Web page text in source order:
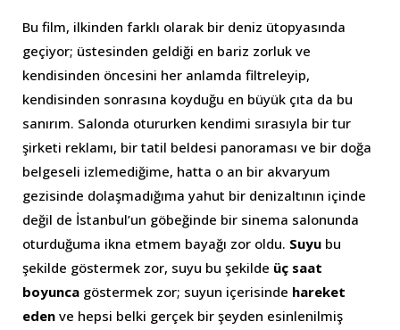
Bu film, ilkinden farklı olarak bir deniz ütopyasında
geçiyor; üstesinden geldiği en bariz zorluk ve
kendisinden öncesini her anlamda filtreleyip,
kendisinden sonrasına koyduğu en büyük çıta da bu
sanırım. Salonda otururken kendimi sırasıyla bir tur
şirketi reklamı, bir tatil beldesi panoraması ve bir doğa
belgeseli izlemediğime, hatta o an bir akvaryum
gezisinde dolaşmadığıma yahut bir denizaltının içinde
değil de İstanbul’un göbeğinde bir sinema salonunda
oturduğuma ikna etmem bayağı zor oldu. Suyu bu
şekilde göstermek zor, suyu bu şekilde üç saat
boyunca göstermek zor; suyun içerisinde hareket
eden ve hepsi belki gerçek bir şeyden esinlenilmiş